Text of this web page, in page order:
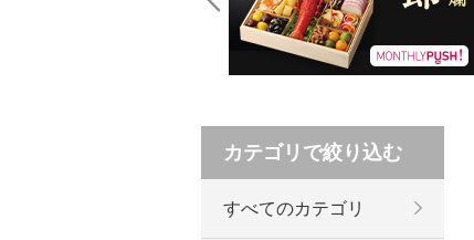
カテゴリで絞り込む
すべてのカテゴリ